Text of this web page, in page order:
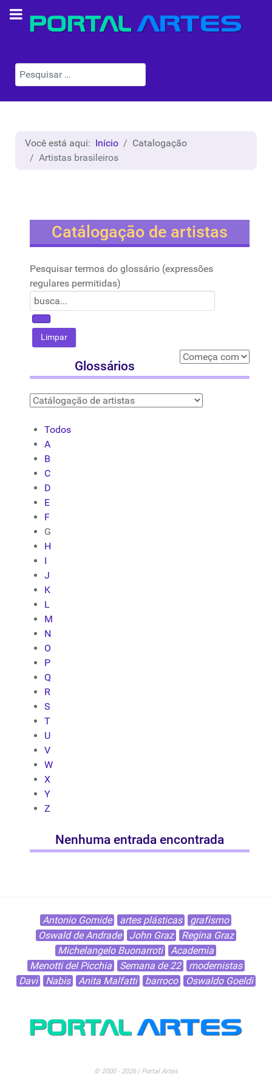
Pesquisar
Você está aqui: Início
Catalogação
Artistas brasileiros
Catálogação de artistas
Pesquisar termos do glossário (expressões
regulares permitidas)
Glossários
Todos
A
B
C
D
E
F
G
H
I
J
K
L
M
N
O
P
Q
R
S
T
U
V
W
X
Y
Z
Nenhuma entrada encontrada
Antonio Gomide artes plásticas
grafismo
Oswald de Andrade
John Graz
Regina Graz
Michelangelo Buonarroti
Academia
Menotti del Picchia
Semana de 22
modernistas
Davi
Nabis Anita Malfatti barroco Oswaldo Goeldi
© 2000 - 2026 | Portal Artes